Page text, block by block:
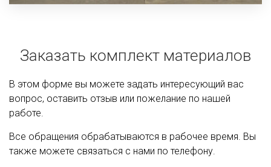
Заказать комплект материалов
В этом форме вы можете задать интересующий вас
вопрос, оставить отзыв или пожелание по нашей
работе.
Все обращения обрабатываются в рабочее время. Вы
также можете связаться с нами по телефону.